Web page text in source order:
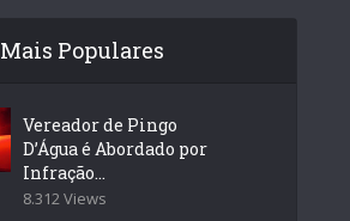
Mais Populares
Vereador de Pingo
D’Água é Abordado por
Infração...
8.312 Views